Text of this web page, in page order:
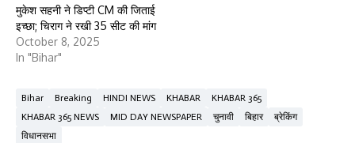
मुकेश सहनी ने डिप्टी CM की जिताई
इच्छा; चिराग ने रखी 35 सीट की मांग
October 8, 2025
In "Bihar"
Bihar Breaking HINDI NEWS KHABAR
KHABAR 365
KHABAR 365 NEWS
MID DAY NEWSPAPER चुनावी बिहार
ब्रेकिंग
विधानसभा